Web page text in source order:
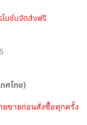
โมชั่นจัดส่งฟรี
ศไทย)
ยขายก่อนสั่งซื้อทุกครั้ง